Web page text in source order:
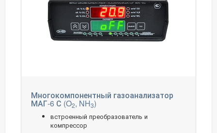
Многокомпонентный газоанализатор
МАГ-6 С (O2, NH3)
встроенный преобразователь и
компрессор